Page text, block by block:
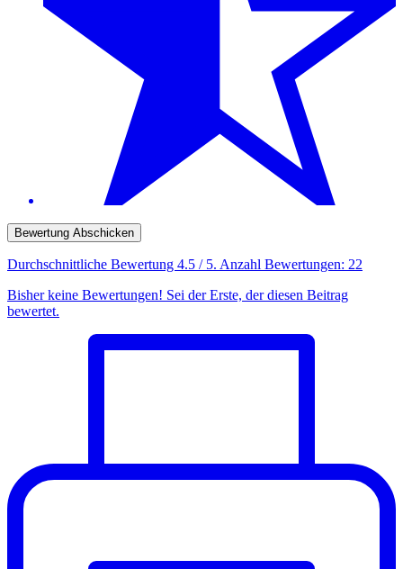
Bewertung Abschicken
Durchschnittliche Bewertung 4.5 / 5. Anzahl Bewertungen: 22
Bisher keine Bewertungen! Sei der Erste, der diesen Beitrag
bewertet.